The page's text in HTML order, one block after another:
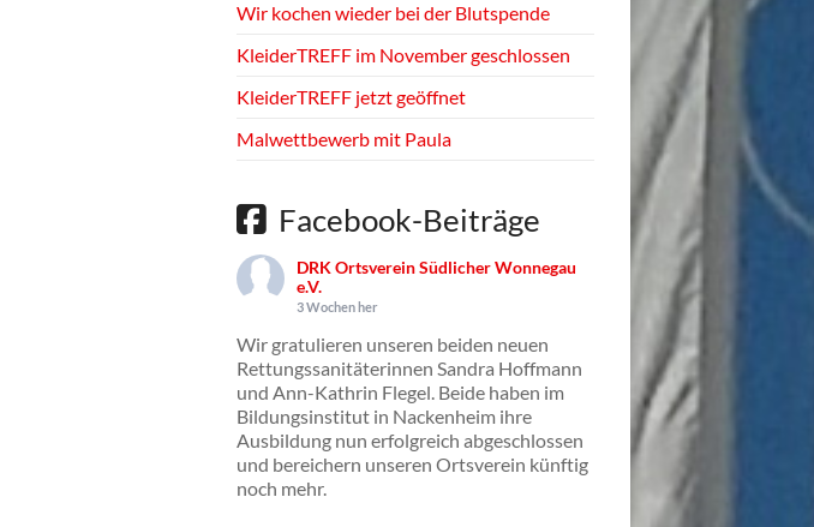
Wir kochen wieder bei der Blutspende
KleiderTREFF im November geschlossen
KleiderTREFF jetzt geöffnet
Malwettbewerb mit Paula
Facebook-Beiträge
DRK Ortsverein Südlicher Wonnegau
e.V.
3 Wochen her
Wir gratulieren unseren beiden neuen
Rettungssanitäterinnen Sandra Hoffmann
und Ann-Kathrin Flegel. Beide haben im
Bildungsinstitut in Nackenheim ihre
Ausbildung nun erfolgreich abgeschlossen
und bereichern unseren Ortsverein künftig
noch mehr.